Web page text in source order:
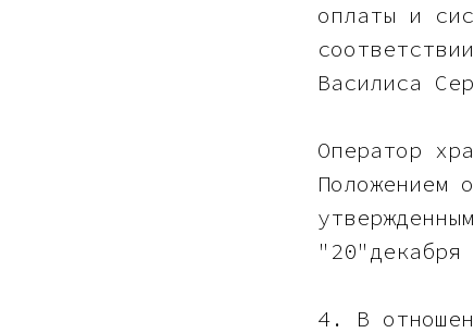
оплаты и
Василиса
Оператор
Положением
4. В